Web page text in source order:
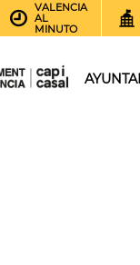
VALENCIA
AL
MINUTO